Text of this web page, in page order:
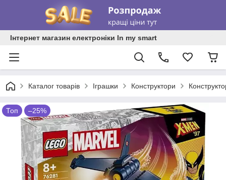
Інтернет магазин електроніки In my smart
Каталог товарів Іграшки Конструктори
Топ –25%